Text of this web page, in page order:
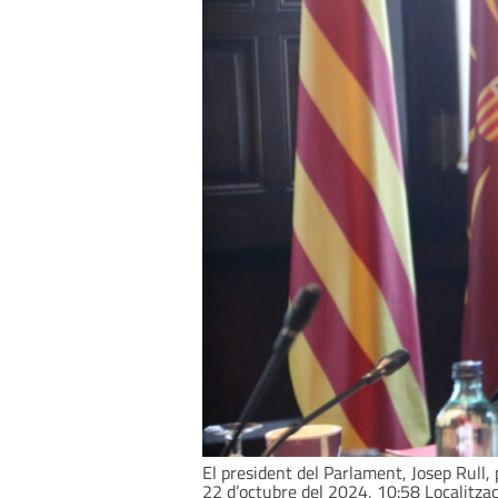
El president del Parlament, Josep
22 d’octubre del 2024, 10:58